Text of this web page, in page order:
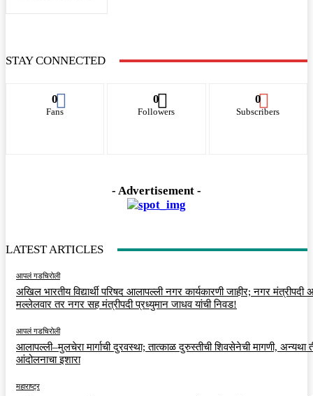
STAY CONNECTED
0
Fans
0
Followers
0
Subscribers
- Advertisement -
LATEST ARTICLES
आपलं गडचिरोली
अखिल भारतीय विद्यार्थी परिषद आलापल्ली नगर कार्यकारणी जाहीर; नगर मंत्रीपदी
मल्लेलवार तर नगर सह मंत्रीपदी प्रध्युमान जाधव यांची निवड!
आपलं गडचिरोली
आलापल्ली–मुलचेरा मार्गाची दुरवस्था; तात्काळ दुरुस्तीची शिवसेनेची मागणी, अन्यथा
आंदोलनाचा इशारा
महाराष्ट्र